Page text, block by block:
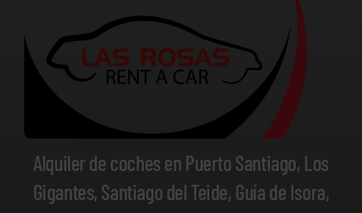
Alquiler de coches en Puerto Santiago, Los
Gigantes, Santiago del Teide, Guía de Isora,